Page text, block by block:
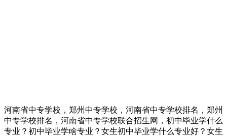
河南省中专学校，郑州中专学校，河南省中专学校排名，郑州
中专学校排名，河南省中专学校联合招生网，初中毕业学什么
专业？初中毕业学啥专业？女生初中毕业学什么专业好？女生